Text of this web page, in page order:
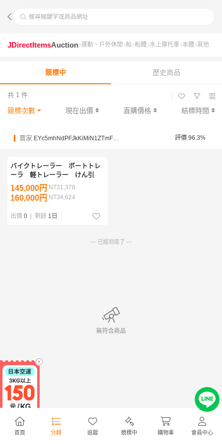
搜尋關鍵字或商品網址
首頁 分類 追蹤 競標中 購物車 會員中心
JDirectItemsAuction 運動、戶外休閒 船 船體 水上摩托車 本體 其他
競標中 歷史商品
共 1 件
競標次數 現在出價 直購價格 結標時間
賣家 EYc5mhNdPFJkKiMiN1ZTmF9qkm6US 評價 96.3%
バイクトレーラー ボートトレ
ーラ 軽トレーラー けん引
145,000円 NT31,378
160,000円 NT34,624
出價 0 | 剩餘 1日
— 已經到底了 —
無符合商品